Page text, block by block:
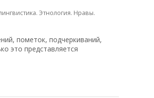
Этнология. Нравы.
пометок, подчеркиваний,
это представляется